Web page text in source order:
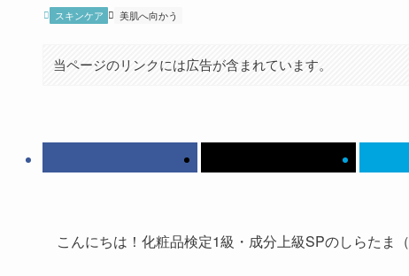
スキンケア 美肌へ向かう
当ページのリンクには広告が含まれています。
こんにちは！化粧品検定1級・成分上級SPのしらたま（